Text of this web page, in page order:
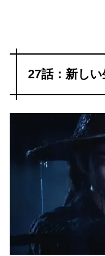
27話：新しい